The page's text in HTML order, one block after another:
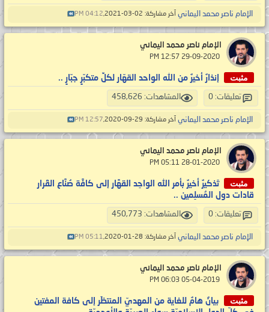
الإمام ناصر محمد اليماني آخر مشاركة: 02-03-2021, 04:12 PM
الإمام ناصر محمد اليماني
مثبت إنذارٌ أخيرٌ من الله الواحد القهّار لكلِّ متكبّرٍ جبّارٍ ..
تعليقات: 0 المشاهدات: 458,626
الإمام ناصر محمد اليماني آخر مشاركة: 29-09-2020, 12:57 PM
الإمام ناصر محمد اليماني
مثبت
تَذكيرٌ أخيرٌ بأمر الله الواحِد القهَّار إلى كافَّة صُنَّاع القَرار
قادات دول المُسلِمين ..
تعليقات: 0 المشاهدات: 450,773
الإمام ناصر محمد اليماني آخر مشاركة: 28-01-2020, 05:11 PM
الإمام ناصر محمد اليماني
مثبت
بيانٌ هامٌ للغاية من المهديّ المنتظَر إلى كافة المفتين